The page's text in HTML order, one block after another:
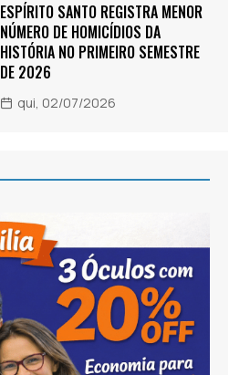
ESPÍRITO SANTO REGISTRA MENOR
NÚMERO DE HOMICÍDIOS DA
HISTÓRIA NO PRIMEIRO SEMESTRE
DE 2026
qui, 02/07/2026